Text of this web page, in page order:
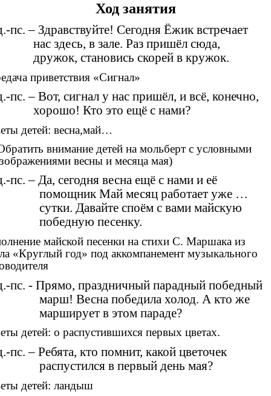
Ход занятия
пс. – Здравствуйте! Сегодня Ёжик встречает
нас здесь, в зале. Раз пришёл сюда,
дружок, становись скорей в кружок.
приветствия «Сигнал»
пс. – Вот, сигнал у нас пришёл, и всё, конечно,
хорошо! Кто это ещё с нами?
детей: весна,май…
внимание детей на мольберт с условными
весны и месяца мая)
пс. – Да, сегодня весна ещё с нами и её
помощник Май месяц работает уже …
сутки. Давайте споём с вами майскую
победную песенку.
майской песенки на стихи С. Маршака из
«Круглый год» под аккомпанемент музыкального
пс. - Прямо, праздничный парадный победный
марш! Весна победила холод. А кто же
марширует в этом параде?
детей: о распустившихся первых цветах.
пс. – Ребята, кто помнит, какой цветочек
распустился в первый день мая?
детей: ландыш